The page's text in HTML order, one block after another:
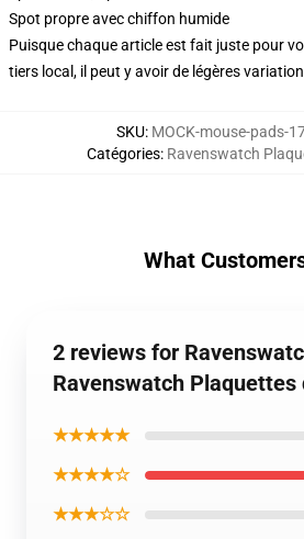
Spot propre avec chiffon humide
Puisque chaque article est fait juste pour
tiers local, il peut y avoir de légères
SKU: MOCK-mouse-pads-
Catégories: Ravenswatch
What
2 reviews for
Ravenswatch Plaquettes
★★★★★
★★★★☆
★★★☆☆